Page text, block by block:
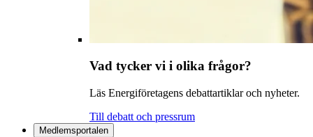
Vad tycker vi i olika frågor?
Läs Energiföretagens debattartiklar och nyheter.
Till debatt och pressrum
Medlemsportalen